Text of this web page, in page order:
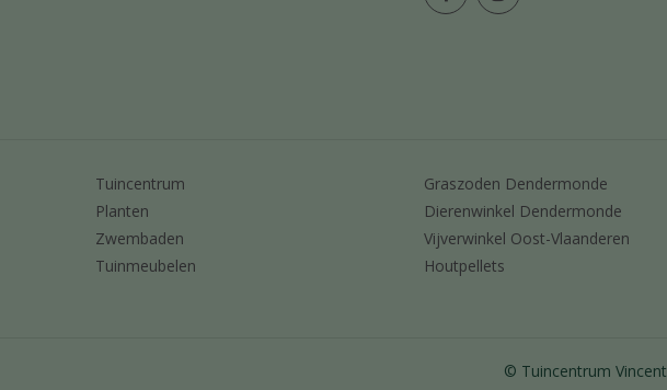
Tuincentrum
Planten
Zwembaden
Tuinmeubelen
Graszoden Dendermonde
Dierenwinkel Dendermonde
Vijverwinkel Oost-Vlaanderen
Houtpellets
© Tuincentrum Vincent